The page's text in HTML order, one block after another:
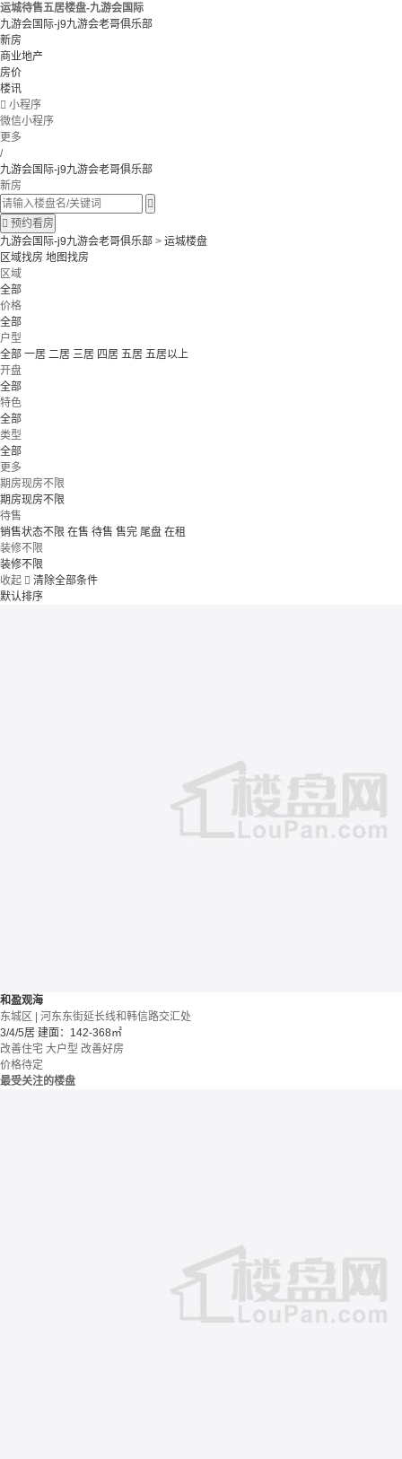
运城待售五居楼盘-九游会国际
九游会国际-j9九游会老哥俱乐部
新房
商业地产
房价
楼讯
 小程序
微信小程序
更多
/
九游会国际-j9九游会老哥俱乐部
新房

 预约看房
九游会国际-j9九游会老哥俱乐部 > 运城楼盘
区域找房 地图找房
区域
全部
价格
全部
户型
全部 一居 二居 三居 四居 五居 五居以上
开盘
全部
特色
全部
类型
全部
更多
期房现房不限
期房现房不限
待售
销售状态不限 在售 待售 售完 尾盘 在租
装修不限
装修不限
收起  清除全部条件
默认排序
和盈观海
东城区 | 河东东街延长线和韩信路交汇处
3/4/5居 建面：142-368㎡
改善住宅 大户型 改善好房
价格待定
最受关注的楼盘